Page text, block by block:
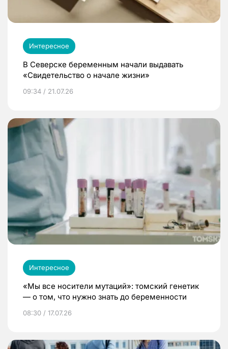
Интересное
В Северске беременным начали выдавать
«Свидетельство о начале жизни»
09:34 / 21.07.26
Интересное
«Мы все носители мутаций»: томский генетик
— о том, что нужно знать до беременности
08:30 / 17.07.26